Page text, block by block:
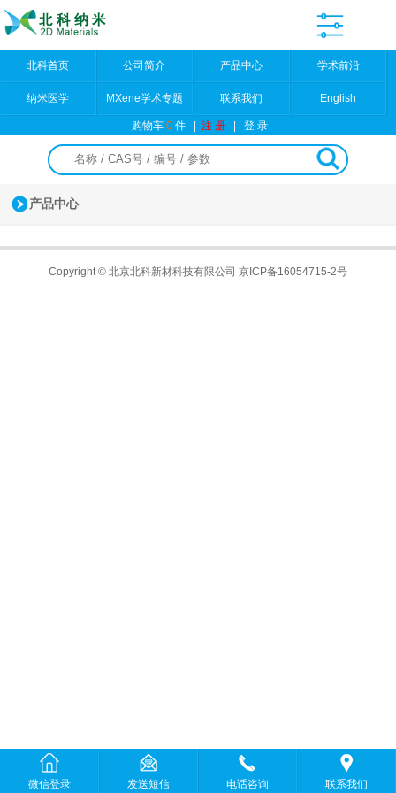
北科首页 公司简介 产品中心 学术前沿
纳米医学 MXene学术专题 联系我们 English
购物车0件 |注 册 |登 录
产品中心
Copyright © 北京北科新材科技有限公司 京ICP备16054715-2号
微信登录 发送短信 电话咨询 联系我们